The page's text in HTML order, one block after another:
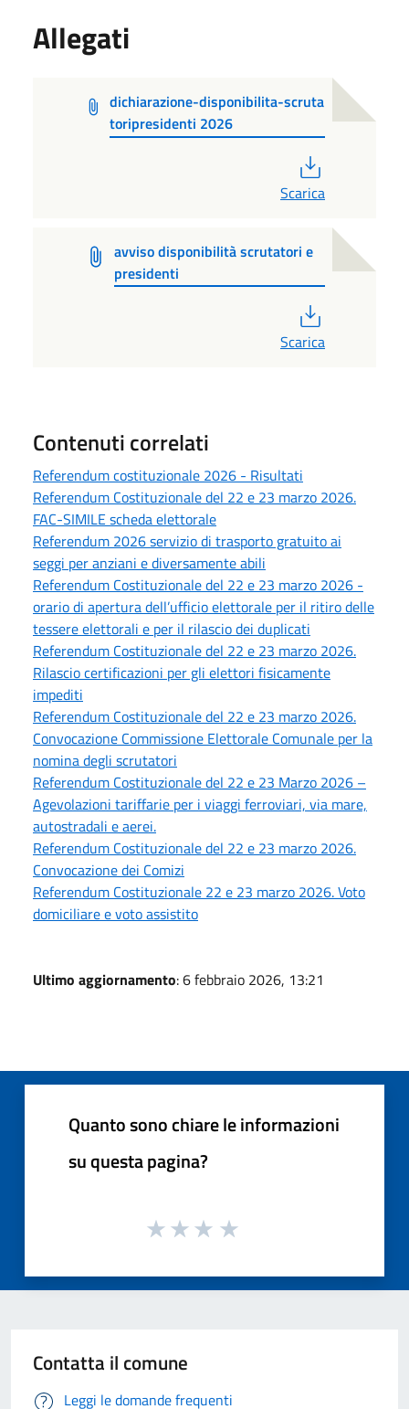
Allegati
dichiarazione-disponibilita-scruta
toripresidenti 2026
Scarica
avviso disponibilità scrutatori e
presidenti
Scarica
Contenuti correlati
Referendum costituzionale 2026 - Risultati
Referendum Costituzionale del 22 e 23 marzo 2026.
FAC-SIMILE scheda elettorale
Referendum 2026 servizio di trasporto gratuito ai
seggi per anziani e diversamente abili
Referendum Costituzionale del 22 e 23 marzo 2026 -
orario di apertura dell’ufficio elettorale per il ritiro delle
tessere elettorali e per il rilascio dei duplicati
Referendum Costituzionale del 22 e 23 marzo 2026.
Rilascio certificazioni per gli elettori fisicamente
impediti
Referendum Costituzionale del 22 e 23 marzo 2026.
Convocazione Commissione Elettorale Comunale per la
nomina degli scrutatori
Referendum Costituzionale del 22 e 23 Marzo 2026 –
Agevolazioni tariffarie per i viaggi ferroviari, via mare,
autostradali e aerei.
Referendum Costituzionale del 22 e 23 marzo 2026.
Convocazione dei Comizi
Referendum Costituzionale 22 e 23 marzo 2026. Voto
domiciliare e voto assistito
Ultimo aggiornamento: 6 febbraio 2026, 13:21
Quanto sono chiare le informazioni
su questa pagina?
Contatta il comune
Leggi le domande frequenti